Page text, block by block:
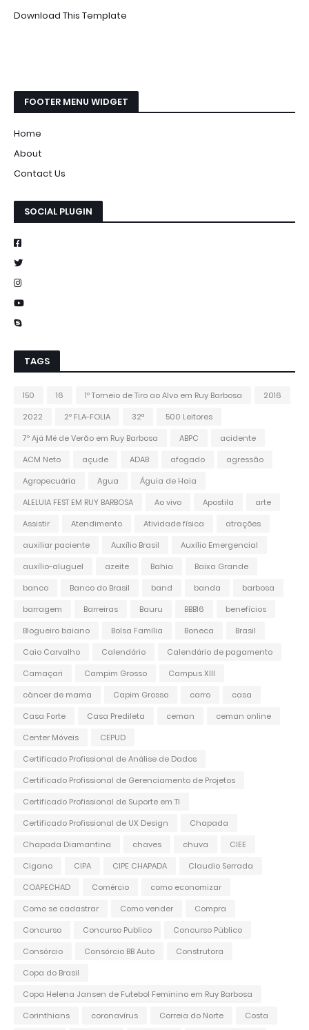
Download This Template
FOOTER MENU WIDGET
Home
About
Contact Us
SOCIAL PLUGIN
TAGS
150 16 1º Torneio de Tiro ao Alvo em Ruy Barbosa
2016
2022
2º FLA-FOLIA 32ª
500 Leitores
7º Ajá Mé de Verão em Ruy Barbosa
ABPC
acidente
ACM Neto
açude ADAB afogado
agressão
Agropecuária
Agua
Águia de Haia
ALELUIA FEST EM RUY BARBOSA
Ao vivo Apostila
arte
Assistir
Atendimento Atividade física
atrações
auxiliar paciente
Auxílio Brasil
Auxílio Emergencial
auxílio-aluguel
azeite Bahia
Baixa Grande
banco
Banco do Brasil band banda
barbosa
barragem
Barreiras Bauru BBB16
benefícios
Blogueiro baiano
Bolsa Família Boneca
Brasil
Caio Carvalho
Calendário
Calendário de pagamento
Camaçari
Campim Grosso
Campus XIII
câncer de mama
Capim Grosso carro
casa
Casa Forte
Casa Predileta ceman
ceman online
Center Móveis
CEPUD
Certificado Profissional de Análise de Dados
Certificado Profissional de Gerenciamento de Projetos
Certificado Profissional de Suporte em TI
Certificado Profissional de UX Design
Chapada
Chapada Diamantina
chaves chuva
CIEE
Cigano
CIPA CIPE CHAPADA
Claudio Serrada
COAPECHAD
Comércio
como economizar
Como se cadastrar
Como vender
Compra
Concurso
Concurso Publico
Concurso Público
Consórcio
Consórcio BB Auto
Construtora
Copa do Brasil
Copa Helena Jansen de Futebol Feminino em Ruy Barbosa
Corinthians
coronavírus Correia do Norte
Costa